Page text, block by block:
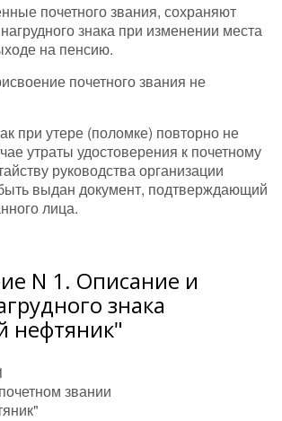
почетного звания, сохраняют
знака при изменении места
на пенсию.
почетного звания не
при утере (поломке) повторно не
утраты удостоверения к почетному
руководства организации
выдан документ, подтверждающий
лица.
N 1. Описание и
знака
нефтяник"
звании